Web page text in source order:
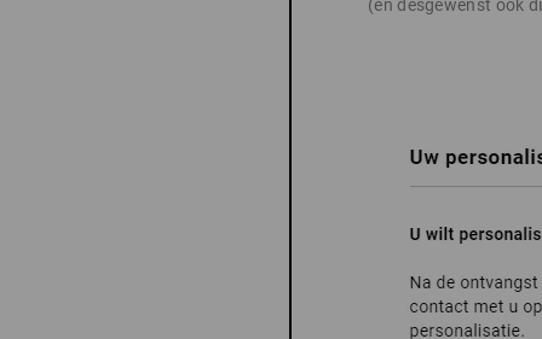
(en desgewenst ook